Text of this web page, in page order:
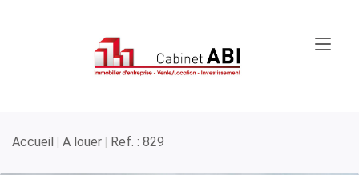
Accueil A louer Ref. : 829